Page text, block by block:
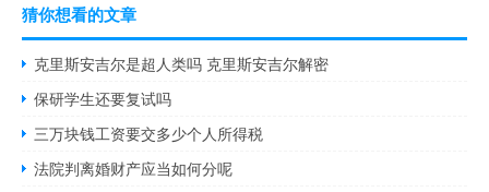
猜你想看的文章
克里斯安吉尔是超人类吗 克里斯安吉尔解密
保研学生还要复试吗
三万块钱工资要交多少个人所得税
法院判离婚财产应当如何分呢